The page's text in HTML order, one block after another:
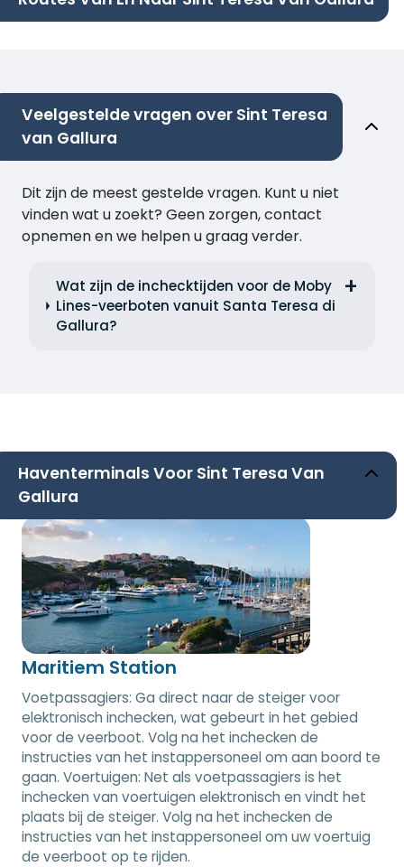
Veelgestelde vragen over Sint Teresa
van Gallura
Dit zijn de meest gestelde vragen. Kunt u niet
vinden wat u zoekt? Geen zorgen, contact
opnemen en we helpen u graag verder.
Wat zijn de inchecktijden voor de Moby
Lines-veerboten vanuit Santa Teresa di
Gallura?
Haventerminals Voor Sint Teresa Van
Gallura
Maritiem Station
Voetpassagiers: Ga direct naar de steiger voor
elektronisch inchecken, wat gebeurt in het gebied
voor de veerboot. Volg na het inchecken de
instructies van het instappersoneel om aan boord te
gaan. Voertuigen: Net als voetpassagiers is het
inchecken van voertuigen elektronisch en vindt het
plaats bij de steiger. Volg na het inchecken de
instructies van het instappersoneel om uw voertuig
de veerboot op te rijden.